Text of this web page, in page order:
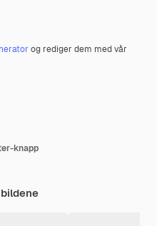
og rediger dem med vår
knapp